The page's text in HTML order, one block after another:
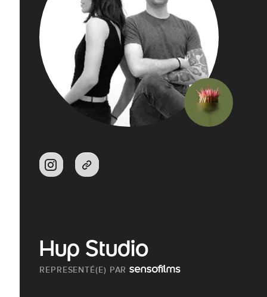
Hup Studio
REPRESENTÉ(E) PAR